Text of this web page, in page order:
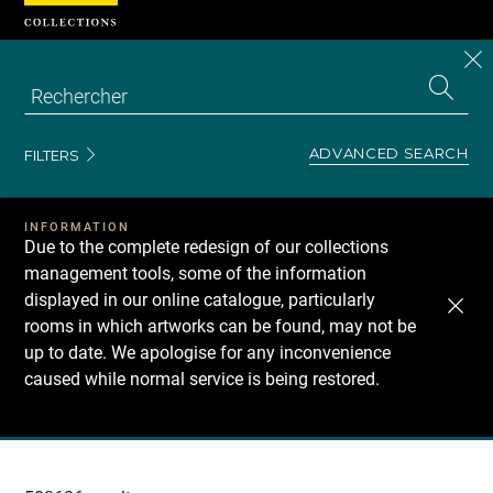
FILTERS ADVANCED SEARCH
INFORMATION
Due to the complete redesign of our collections
management tools, some of the information
displayed in our online catalogue, particularly
rooms in which artworks can be found, may not be
up to date. We apologise for any inconvenience
caused while normal service is being restored.
Recherche
Cookies management panel